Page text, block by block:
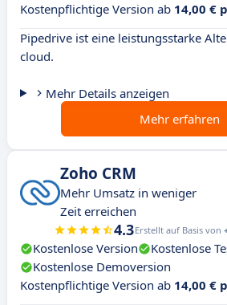
Kostenpflichtige Version ab 14,00 €
Pipedrive ist eine leistungsstarke
cloud.
Mehr Details anzeigen
Mehr erfahren
Zoho CRM
Mehr Umsatz in weniger
Zeit erreichen
4.3Erstellt auf Basis von
Kostenlose Version
Kostenlose
Kostenlose Demoversion
Kostenpflichtige Version ab 14,00 €